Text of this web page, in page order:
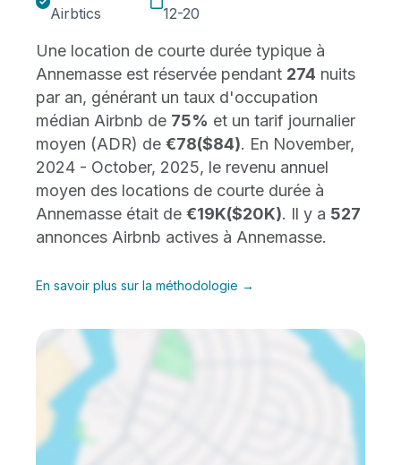
Airbtics
12-20
Une location de courte durée typique à
Annemasse est réservée pendant 274 nuits
par an, générant un taux d'occupation
médian Airbnb de 75% et un tarif journalier
moyen (ADR) de €78($84). En November,
2024 - October, 2025, le revenu annuel
moyen des locations de courte durée à
Annemasse était de €19K($20K). Il y a 527
annonces Airbnb actives à Annemasse.
En savoir plus sur la méthodologie →